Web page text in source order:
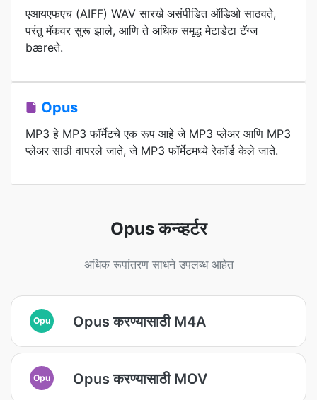
एआयएफएच (AIFF) WAV सारखे असंपीडित ऑडिओ साठवते,
परंतु मॅकवर सुरू झाले, आणि ते अधिक समृद्ध मेटाडेटा टॅग्ज
bæreते.
Opus
MP3 हे MP3 फॉर्मेटचे एक रूप आहे जे MP3 प्लेअर आणि MP3
प्लेअर साठी वापरले जाते, जे MP3 फॉर्मेटमध्ये रेकॉर्ड केले जाते.
Opus कन्व्हर्टर
अधिक रूपांतरण साधने उपलब्ध आहेत
Opu Opus करण्यासाठी M4A
Opu Opus करण्यासाठी MOV